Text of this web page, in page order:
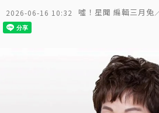
2026-06-16 10:32 噓！星聞 編輯三月兔